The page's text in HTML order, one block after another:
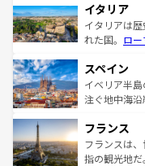
イタリア
イタリアは
れた国。 ロー
ろん、トス
景など、自
ピザやパス
ませてくれる
なお、新着
しい。
スペイン
イベリア半
注ぐ地中海
文化が根付く
れる闘牛、
る。首都マ
フランス
フランスは
指の観光地